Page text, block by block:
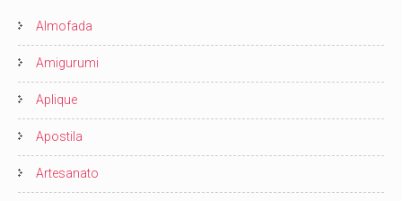
Almofada
Amigurumi
Aplique
Apostila
Artesanato